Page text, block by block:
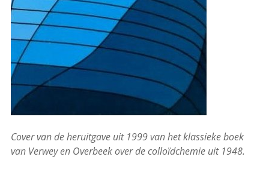
Cover van de heruitgave uit 1999 van het klassieke boek
van Verwey en Overbeek over de colloïdchemie uit 1948.